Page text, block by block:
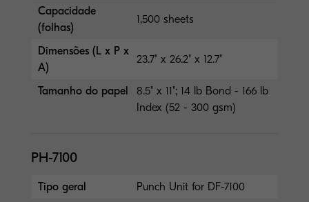
Capacidade
(folhas)
1,500 sheets
Dimensões (L x P x
A)
23.7" x 26.2" x 12.7"
Tamanho do papel
8.5" x 11"; 14 lb Bond - 166 lb
Index (52 - 300 gsm)
PH-7100
Tipo geral
Punch Unit for DF-7100